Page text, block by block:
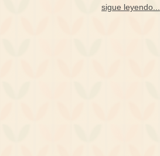
sigue leyendo...